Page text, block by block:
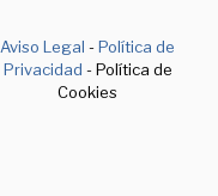
Aviso Legal -Política de
Privacidad - Política de
Cookies